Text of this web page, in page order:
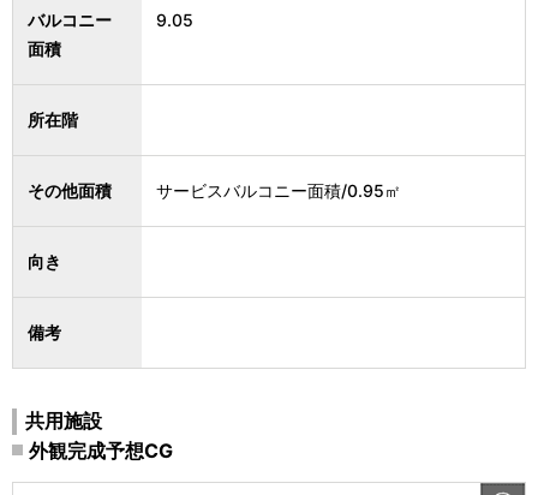
バルコニー
面積
9.05
所在階
その他面積 サービスバルコニー面積/0.95㎡
向き
備考
共用施設
外観完成予想CG